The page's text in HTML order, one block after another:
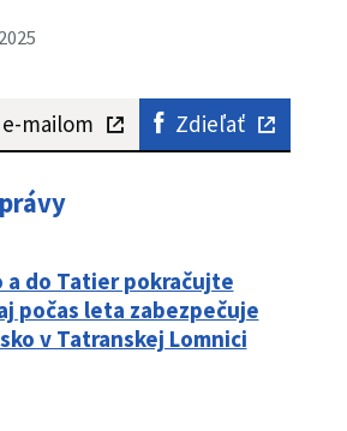
mailom Zdieľať
a do Tatier pokračujte
počas leta zabezpečuje
v Tatranskej Lomnici